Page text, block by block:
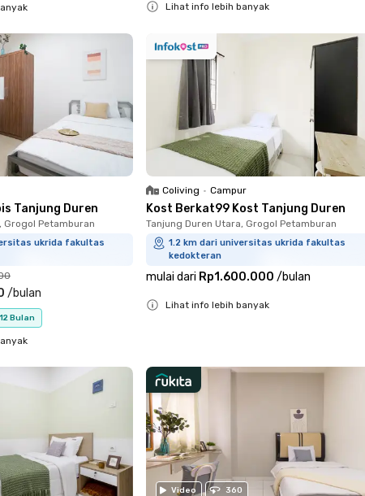
Lihat info lebih banyak
Tanjung Duren
Grogol Petamburan
ukrida fakultas
/bulan
Bulan
Coliving • Campur
Kost Berkat99 Kost Tanjung Duren
Tanjung Duren Utara, Grogol Petamburan
1.2 km dari universitas ukrida fakultas
kedokteran
mulai dari Rp1.600.000 /bulan
Lihat info lebih banyak
Video 360